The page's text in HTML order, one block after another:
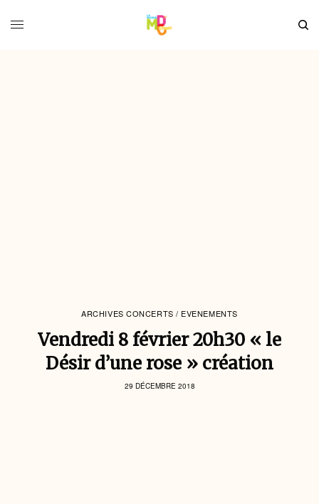
ARCHIVES CONCERTS / EVENEMENTS
Vendredi 8 février 20h30 « le
Désir d’une rose » création
29 DÉCEMBRE 2018